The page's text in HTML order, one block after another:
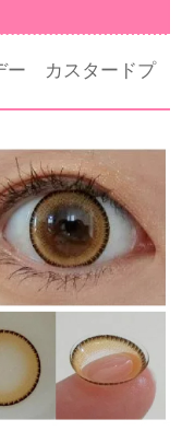
ー カスタードプ